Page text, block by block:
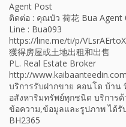
Agent Post
ติดต่อ : คุณบัว 荷花 Bua Agent
Line : Bua093
https://line.me/ti/p/VLsrAErtoX
獲得房屋或土地出租和出售
PL. Real Estate Broker
http://www.kaibaanteedin.com
บริการรับฝากขาย คอนโด บ้า
อสังหาริมทรัพย์ทุกชนิด บริการด้
ข้อความ,ข้อมูลและรูปภาพ ได้รั
BH2365